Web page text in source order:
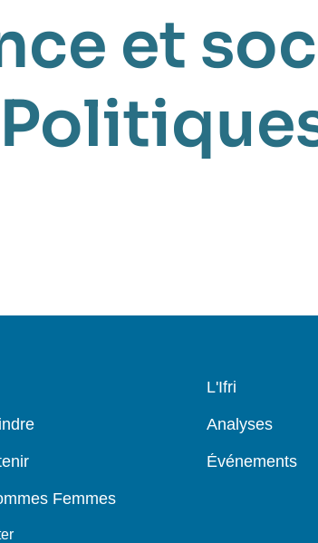
et
Femmes
Navigation
L'Ifri
Analyses
Événements